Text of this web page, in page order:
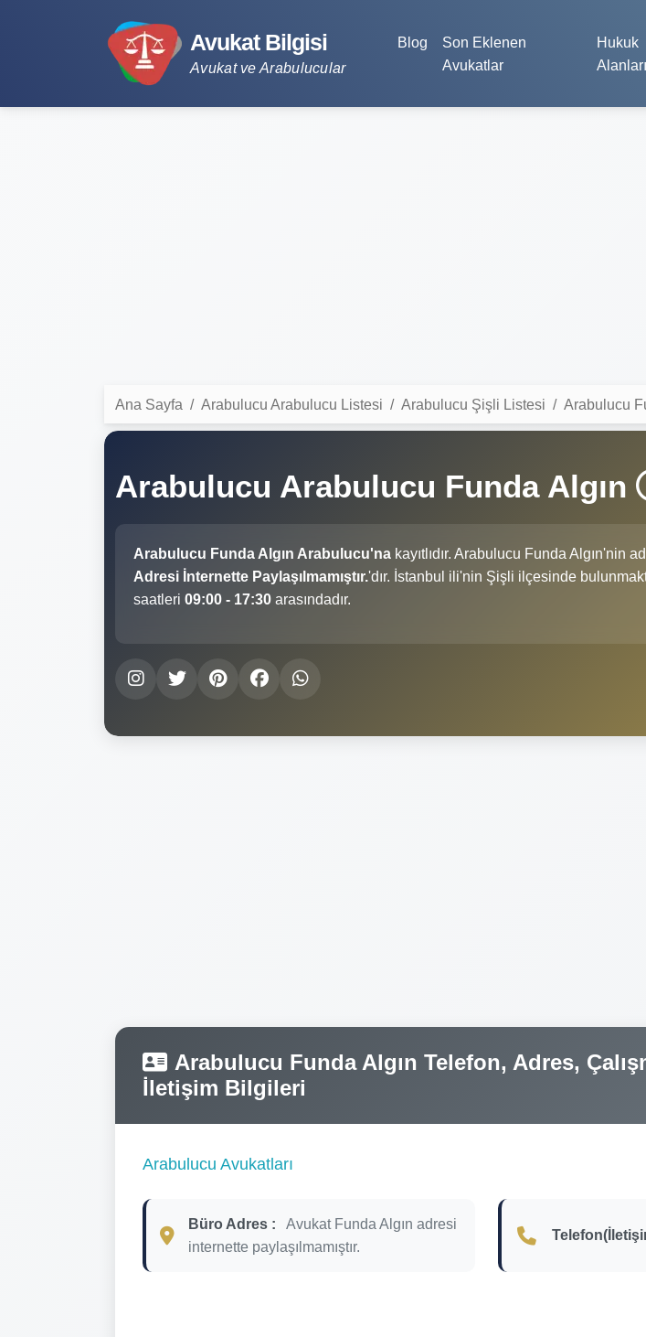
Avukat Bilgisi
Avukat ve Arabulucular
Blog
Son Eklenen
Avukatlar
Hukuk
Alanları
Ana Sayfa Arabulucu Arabulucu Listesi Arabulucu Şişli Listesi Arabulucu
Arabulucu Arabulucu Funda Algın
Arabulucu Funda Algın Arabulucu'na kayıtlıdır. Arabulucu Funda Algın'nin
Adresi İnternette Paylaşılmamıştır.'dır. İstanbul ili'nin Şişli ilçesinde
saatleri 09:00 - 17:30 arasındadır.
Arabulucu Funda Algın Telefon, Adres,
İletişim Bilgileri
Arabulucu Avukatları
Büro Adres :
Avukat Funda Algın adresi
internette paylaşılmamıştır.